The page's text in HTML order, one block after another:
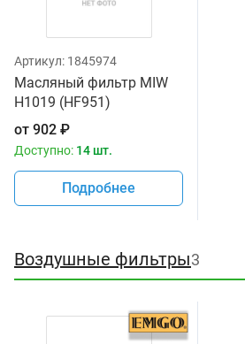
Артикул: 1845974
Масляный фильтр MIW
H1019 (HF951)
от 902 ₽
Доступно: 14 шт.
Подробнее
Воздушные фильтры3